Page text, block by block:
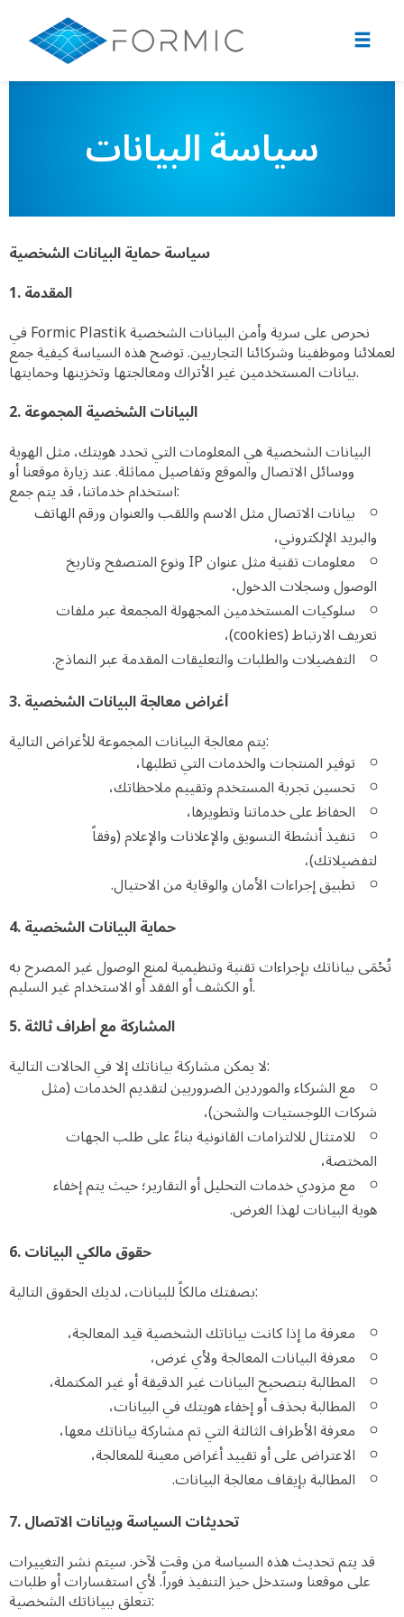
سياسة البيانات
1. المقدمة
في Formic Plastik نحرص على سرية وأمن البيانات الشخصية
لعملائنا وموظفينا وشركائنا التجاريين. توضح هذه السياسة كيفية جمع
بيانات المستخدمين غير الأتراك ومعالجتها وتخزينها وحمايتها.
2. البيانات الشخصية المجموعة
البيانات الشخصية هي المعلومات التي تحدد هويتك، مثل الهوية
ووسائل الاتصال والموقع وتفاصيل مماثلة. عند زيارة موقعنا أو
استخدام خدماتنا، قد يتم جمع:
بيانات الاتصال مثل الاسم واللقب والعنوان ورقم الهاتف
والبريد الإلكتروني،
معلومات تقنية مثل عنوان IP ونوع المتصفح وتاريخ
الوصول وسجلات الدخول،
سلوكيات المستخدمين المجهولة المجمعة عبر ملفات
تعريف الارتباط (cookies)،
التفضيلات والطلبات والتعليقات المقدمة عبر النماذج.
3. أغراض معالجة البيانات الشخصية
يتم معالجة البيانات المجموعة للأغراض التالية:
توفير المنتجات والخدمات التي تطلبها،
تحسين تجربة المستخدم وتقييم ملاحظاتك،
الحفاظ على خدماتنا وتطويرها،
تنفيذ أنشطة التسويق والإعلانات والإعلام (وفقاً
لتفضيلاتك)،
تطبيق إجراءات الأمان والوقاية من الاحتيال.
4. حماية البيانات الشخصية
تُحْمَى بياناتك بإجراءات تقنية وتنظيمية لمنع الوصول غير المصرح به
أو الكشف أو الفقد أو الاستخدام غير السليم.
5. المشاركة مع أطراف ثالثة
لا يمكن مشاركة بياناتك إلا في الحالات التالية:
مع الشركاء والموردين الضروريين لتقديم الخدمات (مثل
شركات اللوجستيات والشحن)،
للامتثال للالتزامات القانونية بناءً على طلب الجهات
المختصة،
مع مزودي خدمات التحليل أو التقارير؛ حيث يتم إخفاء
هوية البيانات لهذا الغرض.
6. حقوق مالكي البيانات
بصفتك مالكاً للبيانات، لديك الحقوق التالية:
معرفة ما إذا كانت بياناتك الشخصية قيد المعالجة،
معرفة البيانات المعالجة ولأي غرض،
المطالبة بتصحيح البيانات غير الدقيقة أو غير المكتملة،
المطالبة بحذف أو إخفاء هويتك في البيانات،
معرفة الأطراف الثالثة التي تم مشاركة بياناتك معها،
الاعتراض على أو تقييد أغراض معينة للمعالجة،
المطالبة بإيقاف معالجة البيانات.
7. تحديثات السياسة وبيانات الاتصال
قد يتم تحديث هذه السياسة من وقت لآخر. سيتم نشر التغييرات
على موقعنا وستدخل حيز التنفيذ فوراً. لأي استفسارات أو طلبات
تتعلق ببياناتك الشخصية: